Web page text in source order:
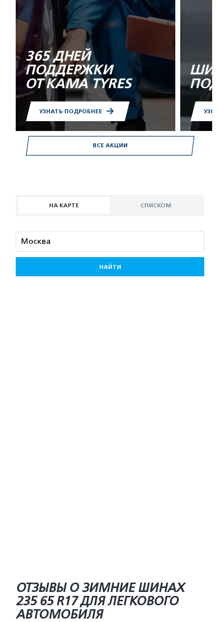
ВСЕ АКЦИИ
365 ДНЕЙ
ПОДДЕРЖКИ
ОТ KAMA TYRES
УЗНАТЬ ПОДРОБНЕЕ
НА КАРТЕ СПИСКОМ
НАЙТИ
ОТЗЫВЫ О ЗИМНИЕ ШИНАХ
235 65 R17 ДЛЯ ЛЕГКОВОГО
АВТОМОБИЛЯ